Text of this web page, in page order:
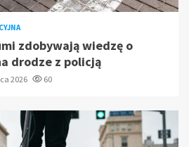
zdobywają wiedzę o
drodze z policją
2026 60